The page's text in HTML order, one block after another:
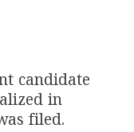
candidate
in
filed.